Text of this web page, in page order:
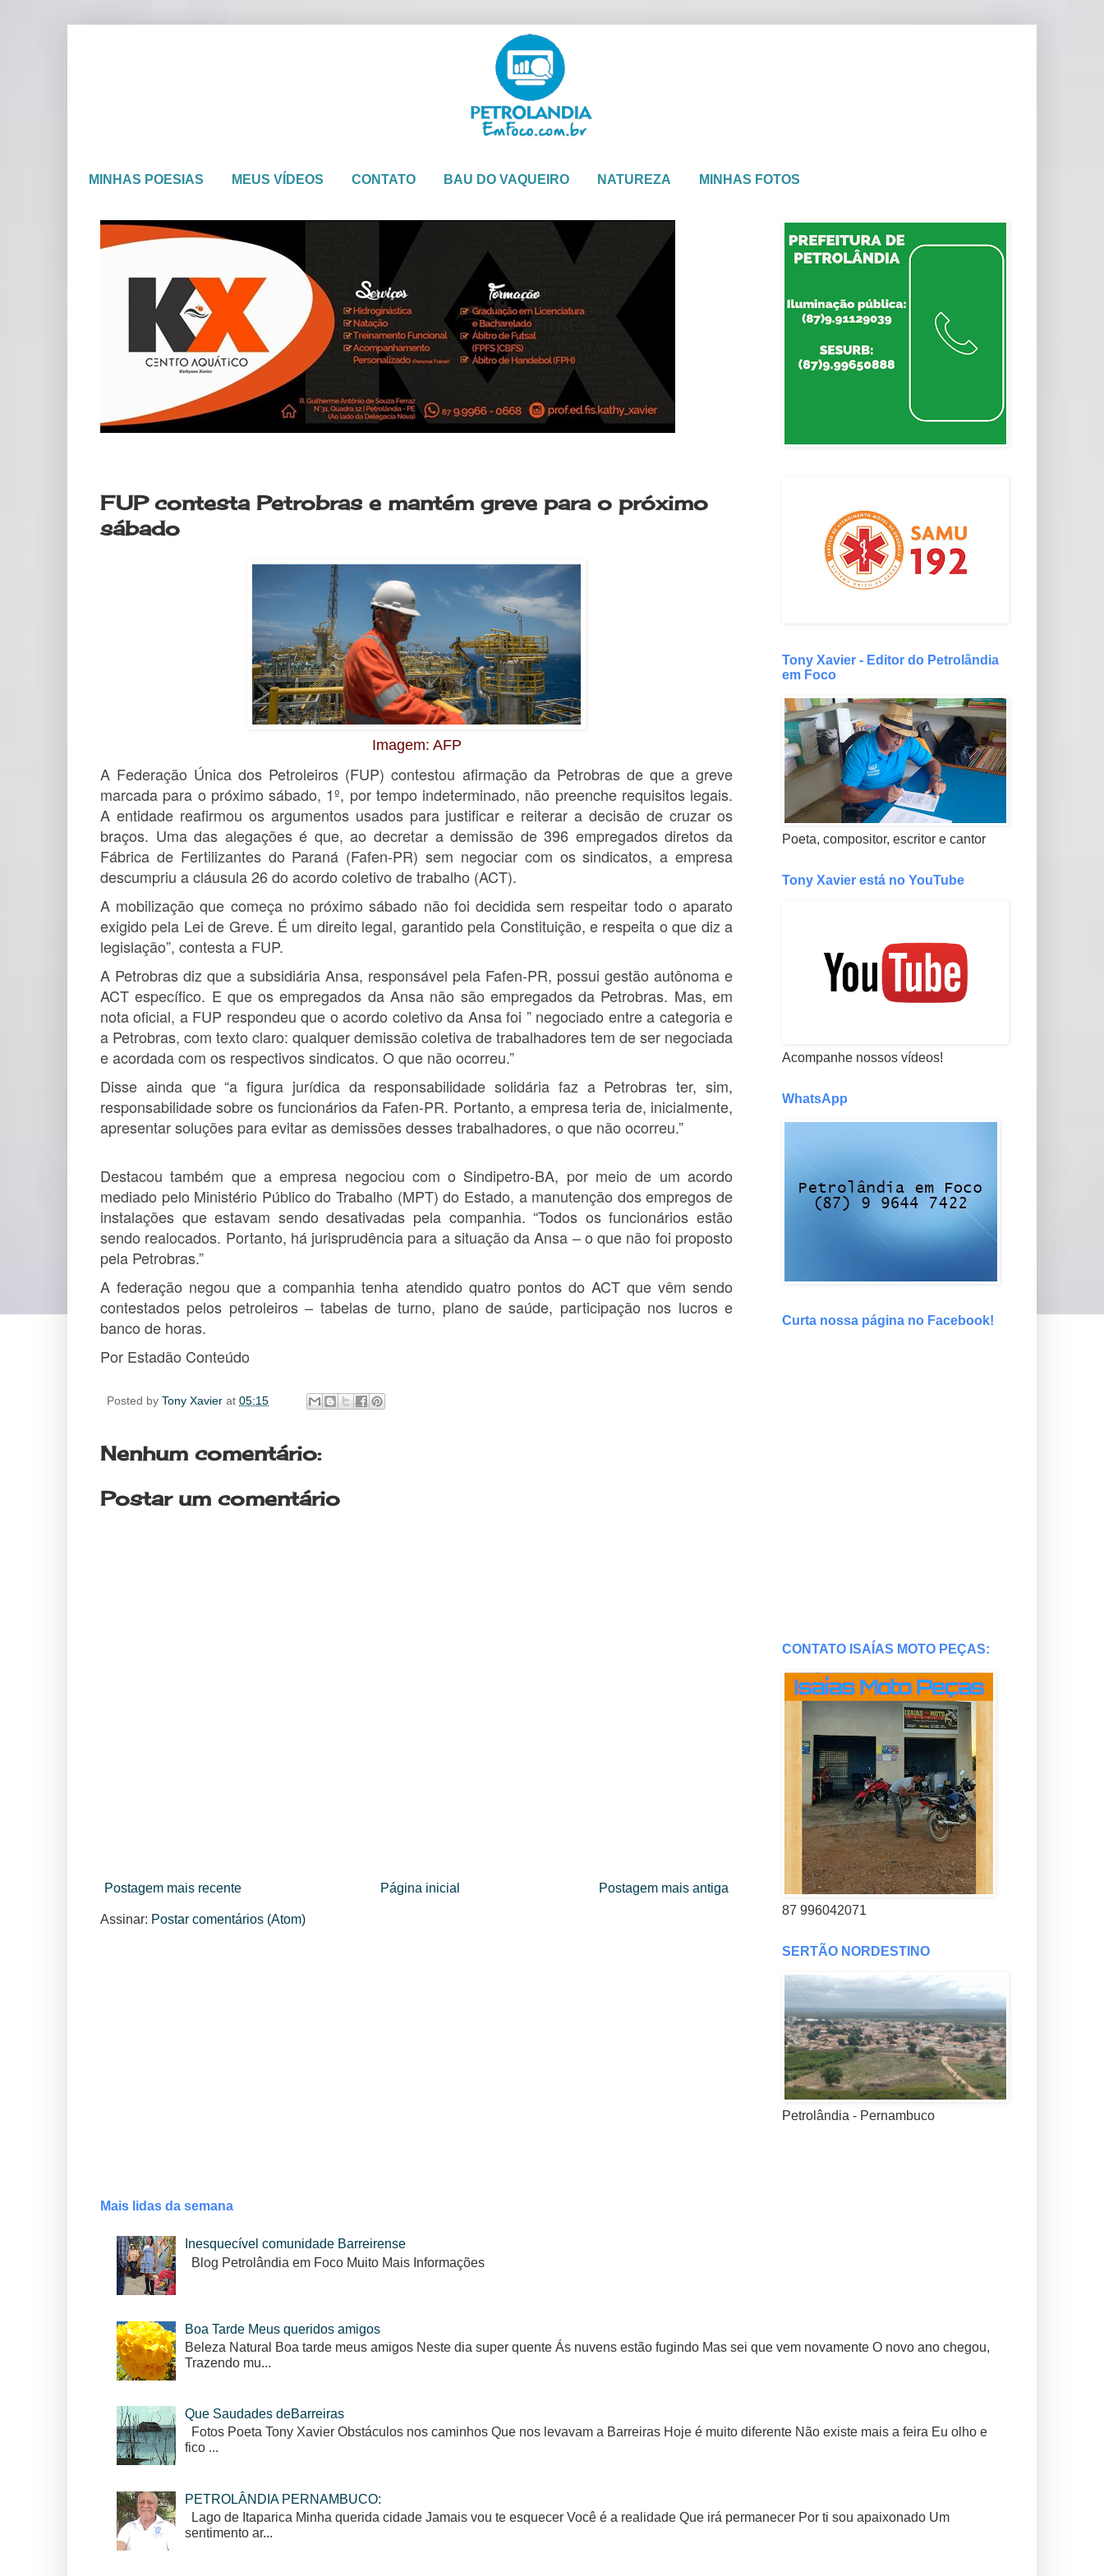
MINHAS POESIAS MEUS VÍDEOS CONTATO BAU DO VAQUEIRO NATUREZA MINHAS FOTOS
FUP contesta Petrobras e mantém greve para o próximo
sábado
Imagem: AFP
A Federação Única dos Petroleiros (FUP) contestou afirmação da Petrobras de que a greve
marcada para o próximo sábado, 1º, por tempo indeterminado, não preenche requisitos legais.
A entidade reafirmou os argumentos usados para justificar e reiterar a decisão de cruzar os
braços. Uma das alegações é que, ao decretar a demissão de 396 empregados diretos da
Fábrica de Fertilizantes do Paraná (Fafen-PR) sem negociar com os sindicatos, a empresa
descumpriu a cláusula 26 do acordo coletivo de trabalho (ACT).
A mobilização que começa no próximo sábado não foi decidida sem respeitar todo o aparato
exigido pela Lei de Greve. É um direito legal, garantido pela Constituição, e respeita o que diz a
legislação”, contesta a FUP.
A Petrobras diz que a subsidiária Ansa, responsável pela Fafen-PR, possui gestão autônoma e
ACT específico. E que os empregados da Ansa não são empregados da Petrobras. Mas, em
nota oficial, a FUP respondeu que o acordo coletivo da Ansa foi ” negociado entre a categoria e
a Petrobras, com texto claro: qualquer demissão coletiva de trabalhadores tem de ser negociada
e acordada com os respectivos sindicatos. O que não ocorreu.”
Disse ainda que “a figura jurídica da responsabilidade solidária faz a Petrobras ter, sim,
responsabilidade sobre os funcionários da Fafen-PR. Portanto, a empresa teria de, inicialmente,
apresentar soluções para evitar as demissões desses trabalhadores, o que não ocorreu.”
Destacou também que a empresa negociou com o Sindipetro-BA, por meio de um acordo
mediado pelo Ministério Público do Trabalho (MPT) do Estado, a manutenção dos empregos de
instalações que estavam sendo desativadas pela companhia. “Todos os funcionários estão
sendo realocados. Portanto, há jurisprudência para a situação da Ansa – o que não foi proposto
pela Petrobras.”
A federação negou que a companhia tenha atendido quatro pontos do ACT que vêm sendo
contestados pelos petroleiros – tabelas de turno, plano de saúde, participação nos lucros e
banco de horas.
Por Estadão Conteúdo
Posted by Tony Xavier at 05:15
Nenhum comentário:
Postar um comentário
Postagem mais recente Postagem mais antiga
Página inicial
Assinar: Postar comentários (Atom)
Tony Xavier - Editor do Petrolândia
em Foco
Poeta, compositor, escritor e cantor
Tony Xavier está no YouTube
Acompanhe nossos vídeos!
WhatsApp
Curta nossa página no Facebook!
CONTATO ISAÍAS MOTO PEÇAS:
87 996042071
SERTÃO NORDESTINO
Petrolândia - Pernambuco
Mais lidas da semana
Inesquecível comunidade Barreirense
Blog Petrolândia em Foco Muito Mais Informações
Boa Tarde Meus queridos amigos
Beleza Natural Boa tarde meus amigos Neste dia super quente Ás nuvens estão fugindo Mas sei que vem novamente O novo ano chegou,
Trazendo mu...
Que Saudades deBarreiras
Fotos Poeta Tony Xavier Obstáculos nos caminhos Que nos levavam a Barreiras Hoje é muito diferente Não existe mais a feira Eu olho e
fico ...
PETROLÂNDIA PERNAMBUCO:
Lago de Itaparica Minha querida cidade Jamais vou te esquecer Você é a realidade Que irá permanecer Por ti sou apaixonado Um
sentimento ar...